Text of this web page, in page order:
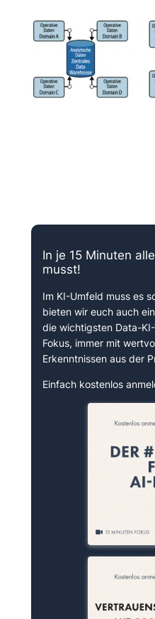
In je 15 Minuten
musst!
Im KI-Umfeld muss es
bieten wir euch auch
die wichtigsten Data-
Fokus, immer mit
Erkenntnissen aus der
Einfach kostenlos